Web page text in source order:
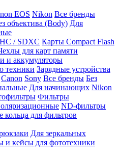
EOS Nikon Все бренды
объектива (Body) Для
/ SDXC Карты Compact Flash
для карт памяти
и аккумуляторы
техники Зарядные устройства
Canon Sony Все бренды Без
Для начинающих Nikon
Фильтры
ND-фильтры
кольца для фильтров
Для зеркальных
и кейсы для фототехники